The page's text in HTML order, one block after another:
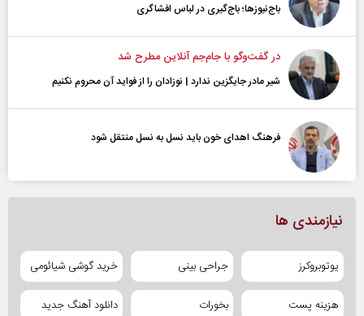
باج‌نیوزها؛ باج‌گیری در لباس افشاگری
در گفت‌و‌گو با جام‌جم آنلاین مطرح شد
شیر مادر جایگزین ندارد | نوزادان را از فواید آن محروم نکنیم
فرهنگ اهدای خون باید نسل به نسل منتقل شود
نیازمندی ها
یوتوبروکرز جراحی بینی خرید گوشی شیائومی
هزینه پست بخورات دانلود آهنگ جدید